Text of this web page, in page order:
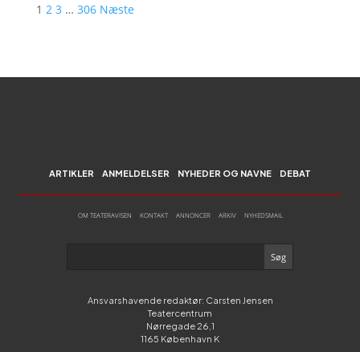
1 2 3 … 306 Næste
ARTIKLER ANMELDELSER NYHEDER OG NAVNE DEBAT
OM TEATERAVISEN KONTAKT ANNONCER ARKIV NYHEDSMAIL
Ansvarshavende redaktør: Carsten Jensen
Teatercentrum
Nørregade 26,1
1165 København K